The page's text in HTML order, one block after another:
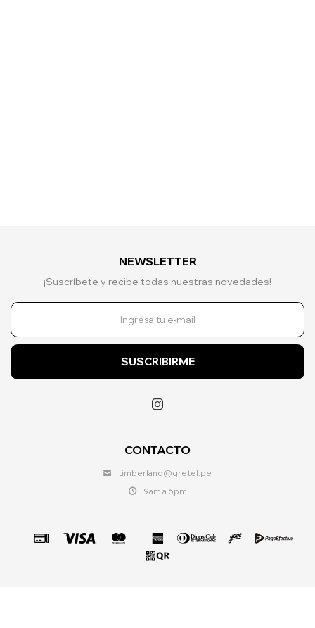
CONTACTO
timberland@gretel.pe
9am a 6pm
NEWSLETTER
¡Suscríbete y recibe todas nuestras novedades!
SUSCRIBIRME
